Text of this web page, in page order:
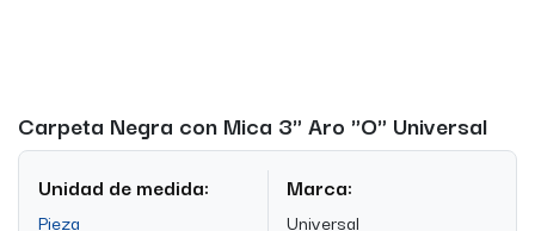
Carpeta Negra con Mica 3" Aro "O" Universal
Unidad de medida:
Pieza
Marca:
Universal